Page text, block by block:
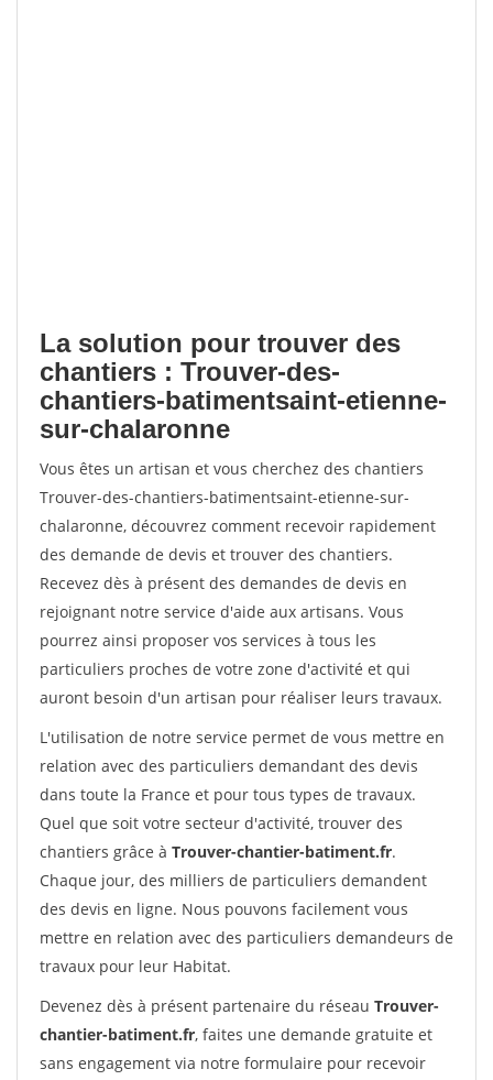
La solution pour trouver des
chantiers : Trouver-des-
chantiers-batimentsaint-etienne-
sur-chalaronne
Vous êtes un artisan et vous cherchez des chantiers
Trouver-des-chantiers-batimentsaint-etienne-sur-
chalaronne, découvrez comment recevoir rapidement
des demande de devis et trouver des chantiers.
Recevez dès à présent des demandes de devis en
rejoignant notre service d'aide aux artisans. Vous
pourrez ainsi proposer vos services à tous les
particuliers proches de votre zone d'activité et qui
auront besoin d'un artisan pour réaliser leurs travaux.
L'utilisation de notre service permet de vous mettre en
relation avec des particuliers demandant des devis
dans toute la France et pour tous types de travaux.
Quel que soit votre secteur d'activité, trouver des
chantiers grâce à Trouver-chantier-batiment.fr.
Chaque jour, des milliers de particuliers demandent
des devis en ligne. Nous pouvons facilement vous
mettre en relation avec des particuliers demandeurs de
travaux pour leur Habitat.
Devenez dès à présent partenaire du réseau Trouver-
chantier-batiment.fr, faites une demande gratuite et
sans engagement via notre formulaire pour recevoir